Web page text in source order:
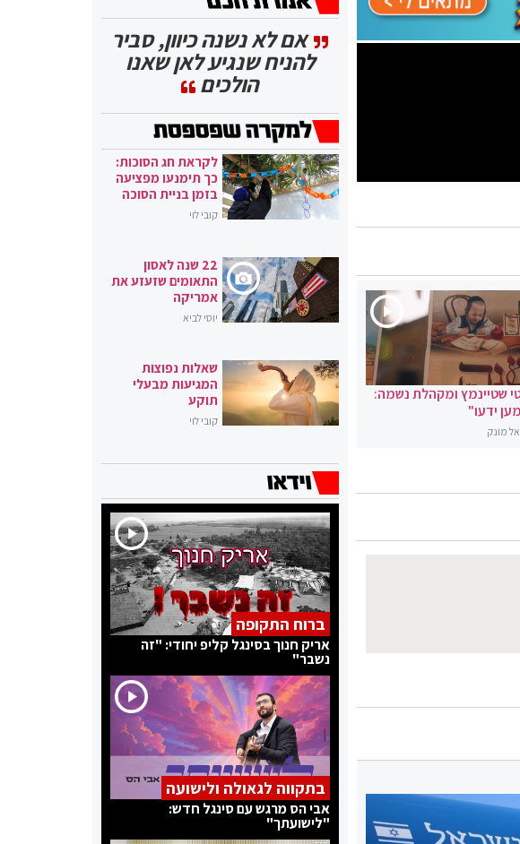
שטיינמץ ומקהלת נשמה:
ידעו"
מונק
אם לא נשנה כיוון, סביר
להניח שנגיע לאן שאנו
הולכים
לקראת חג הסוכות:
כך תימנעו מפציעה
בזמן בניית הסוכה
קובי לוי
22 שנה לאסון
התאומים שזעזע את
אמריקה
יוסי לביא
שאלות נפוצות
המגיעות מבעלי
תוקע
קובי לוי
ברוח התקופה
אריק חנוך בסינגל קליפ יחודי: "זה
נשבר"
בתקווה לגאולה ולישועה
אבי הס מרגש עם סינגל חדש:
"לישועתך"